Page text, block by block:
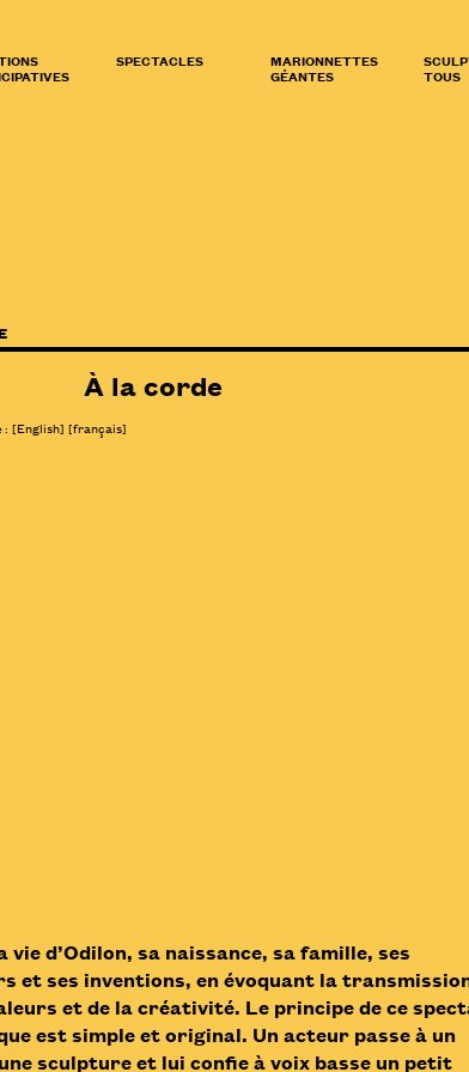
SPECTACLES MARIONNETTES
GÉANTES TOUS
À la corde
:[English] [français]
vie d’Odilon, sa naissance, sa famille, ses
et ses inventions, en évoquant la
et de la créativité. Le principe de ce
est simple et original. Un acteur passe à un
sculpture et lui confie à voix basse un petit